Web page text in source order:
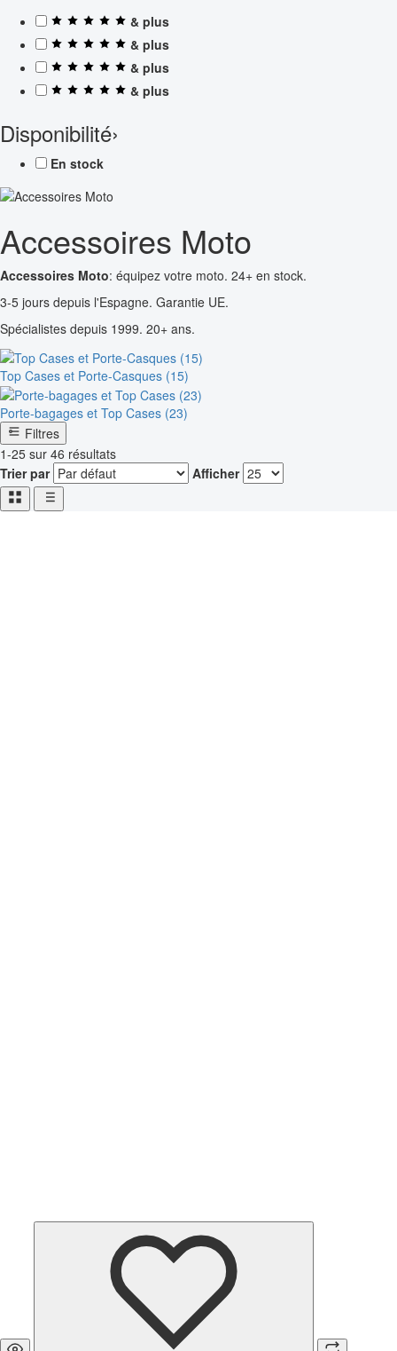
& plus
& plus
& plus
& plus
Disponibilité›
En stock
Accessoires Moto
Accessoires Moto: équipez votre moto. 24+ en stock.
3-5 jours depuis l'Espagne. Garantie UE.
Spécialistes depuis 1999. 20+ ans.
Top Cases et Porte-Casques (15)
Porte-bagages et Top Cases (23)
Filtres
1-25 sur 46 résultats
Trier par
Afficher